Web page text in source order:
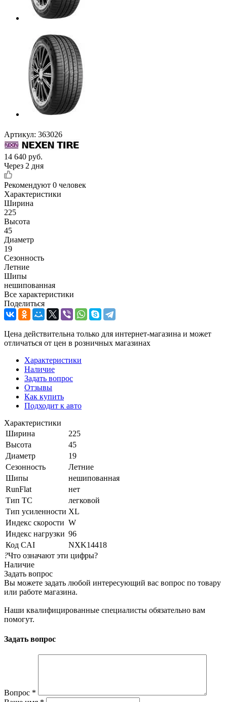
Артикул: 363026
14 640 руб.
Через 2 дня
Рекомендуют 0 человек
Характеристики
Ширина
225
Высота
45
Диаметр
19
Сезонность
Летние
Шипы
нешипованная
Все характеристики
Поделиться
Цена действительна только для интернет-магазина и может
отличаться от цен в розничных магазинах
Характеристики
Наличие
Задать вопрос
Отзывы
Как купить
Подходит к авто
Характеристики
Ширина
225
Высота
45
Диаметр
19
Сезонность
Летние
Шипы
нешипованная
RunFlat
нет
Тип ТС
легковой
Тип усиленности XL
Индекс скорости W
Индекс нагрузки 96
Код CAI
NXK14418
?Что означают эти цифры?
Наличие
Задать вопрос
Вы можете задать любой интересующий вас вопрос по товару
или работе магазина.
Наши квалифицированные специалисты обязательно вам
помогут.
Задать вопрос
Вопрос *